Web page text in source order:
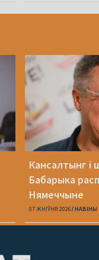
Кансалтынг і
Бабарыка
Нямеччыне
07 ЖНІЎНЯ 2026 НАВІНЫ